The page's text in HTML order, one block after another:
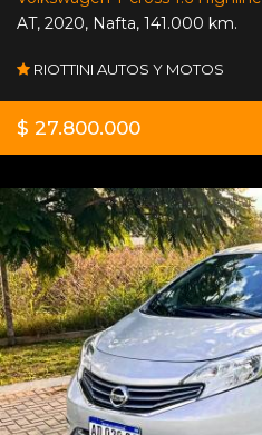
AT, 2020, Nafta, 141.000 km.
RIOTTINI AUTOS Y MOTOS
$ 27.800.000